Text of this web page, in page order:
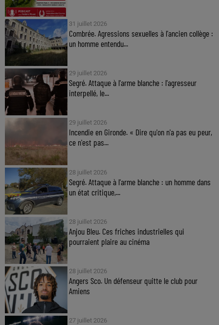
31 juillet 2026
Combrée. Agressions sexuelles à l'ancien collège :
un homme entendu...
29 juillet 2026
Segré. Attaque à l'arme blanche : l'agresseur
interpellé, le...
29 juillet 2026
Incendie en Gironde. « Dire qu'on n'a pas eu peur,
ce n'est pas...
28 juillet 2026
Segré. Attaque à l'arme blanche : un homme dans
un état critique,...
28 juillet 2026
Anjou Bleu. Ces friches industrielles qui
pourraient plaire au cinéma
28 juillet 2026
Angers Sco. Un défenseur quitte le club pour
Amiens
27 juillet 2026